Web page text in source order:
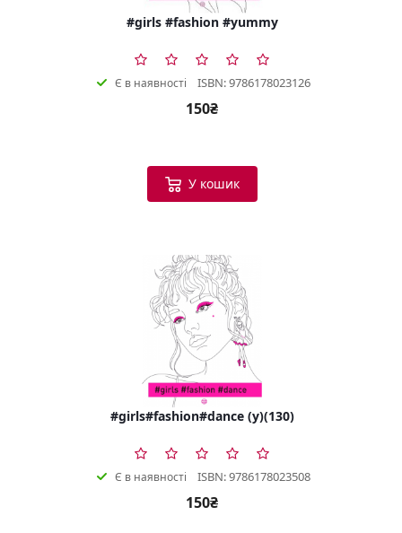
#girls #fashion #yummy
Є в наявності ISBN: 9786178023126
150₴
У кошик
#girls#fashion#dance (у)(130)
Є в наявності ISBN: 9786178023508
150₴